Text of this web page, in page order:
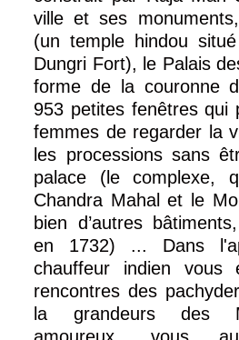
ville et ses
(un temple hindou
Dungri Fort), le Palais
forme de la couronne
953 petites fenêtres qui
femmes de regarder la
les processions sans
palace (le complexe,
Chandra Mahal et le
bien d’autres
en 1732) ... Dans
chauffeur indien vous
rencontres des
la grandeurs des